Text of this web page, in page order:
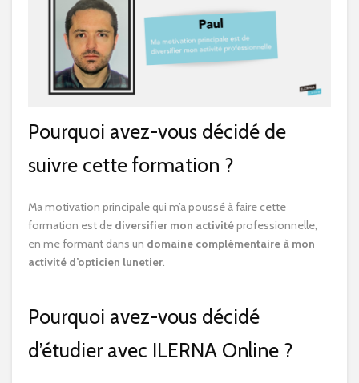
Pourquoi avez-vous décidé de
suivre cette formation ?
Ma motivation principale qui m’a poussé à faire cette
formation est de diversifier mon activitéprofessionnelle,
en me formant dans un domaine complémentaire à mon
activité d’opticien lunetier.
Pourquoi avez-vous décidé
d’étudier avec ILERNA Online ?